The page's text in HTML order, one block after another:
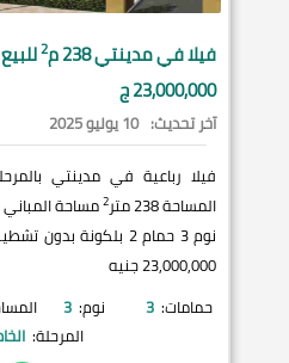
فيلا فيمدينتي238 م 2
23,000,000 ج
آخر تحديث: 10 يوليو 2025
فيلا رباعية في مدينتي
المساحة 238 متر
2مساحة المباني 231 متر
نوم 3 حمام 2 بلكونة
23,000,000 جنيه
حمامات: 3 نوم: 3
المرحلة: